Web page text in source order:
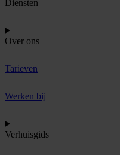
Diensten
Over ons
Tarieven
Werken bij
Verhuisgids